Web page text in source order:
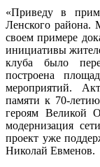
«Приведу в
Ленского района.
своем примере
инициативы
клуба было
построена
мероприятий.
памяти к 70-
героям Великой
модернизация
проект уже
Николай Евменов.